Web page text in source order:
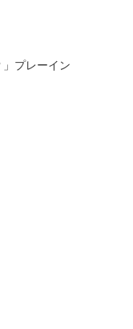
」プレーイン